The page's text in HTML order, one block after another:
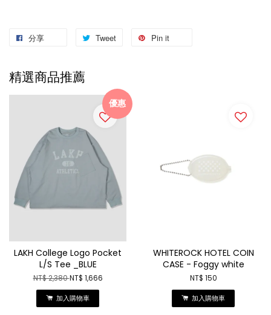
分享 Tweet Pin it
精選商品推薦
優惠
LAKH College Logo Pocket
L/S Tee _BLUE
NT$ 2,380NT$ 1,666
加入購物車
WHITEROCK HOTEL COIN
CASE - Foggy white
NT$ 150
加入購物車